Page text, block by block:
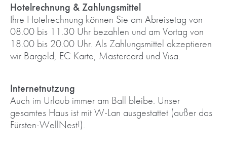
Hotelrechnung & Zahlungsmittel
Ihre Hotelrechnung können Sie am Abreisetag von
08.00 bis 11.30 Uhr bezahlen und am Vortag von
18.00 bis 20.00 Uhr. Als Zahlungsmittel akzeptieren
wir Bargeld, EC Karte, Mastercard und Visa.
Internetnutzung
Auch im Urlaub immer am Ball bleibe. Unser
gesamtes Haus ist mit W-Lan ausgestattet (außer das
Fürsten-WellNest!).